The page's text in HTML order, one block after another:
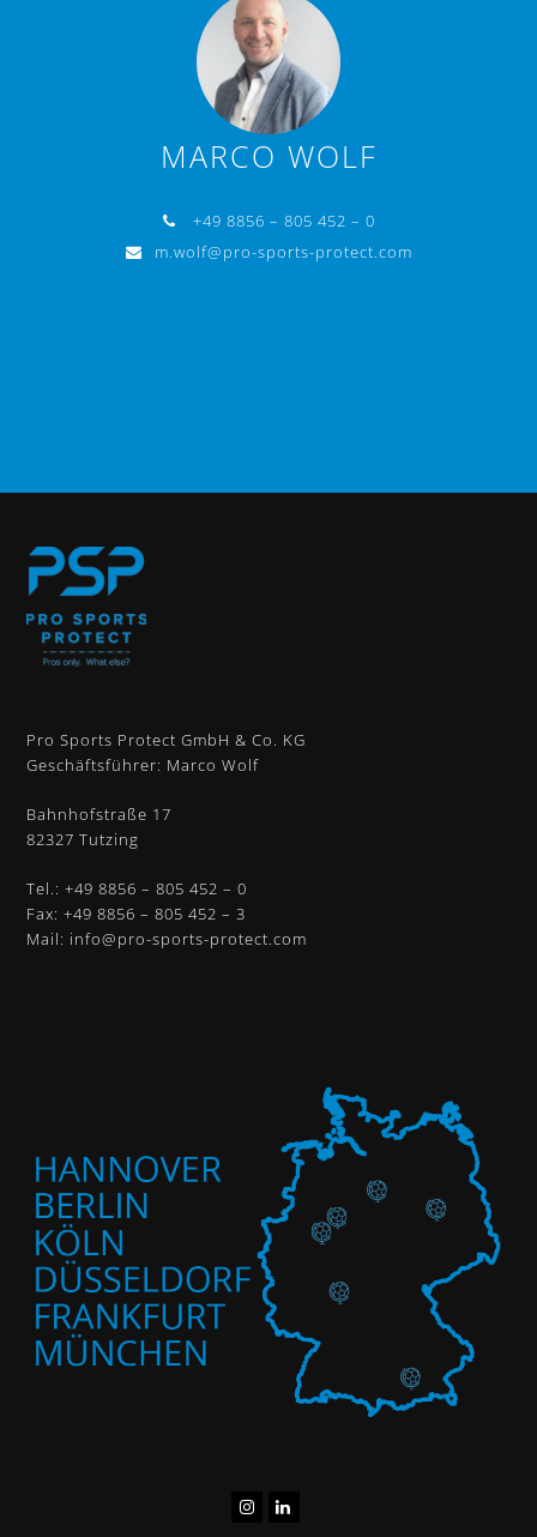
MARCO WOLF
+49 8856 – 805 452 – 0
m.wolf@pro-sports-protect.com
Pro Sports Protect GmbH & Co. KG
Geschäftsführer: Marco Wolf
Bahnhofstraße 17
82327 Tutzing
Tel.:+49 8856 – 805 452 – 0
Fax: +49 8856 – 805 452 – 3
Mail: info@pro-sports-protect.com
Instagram